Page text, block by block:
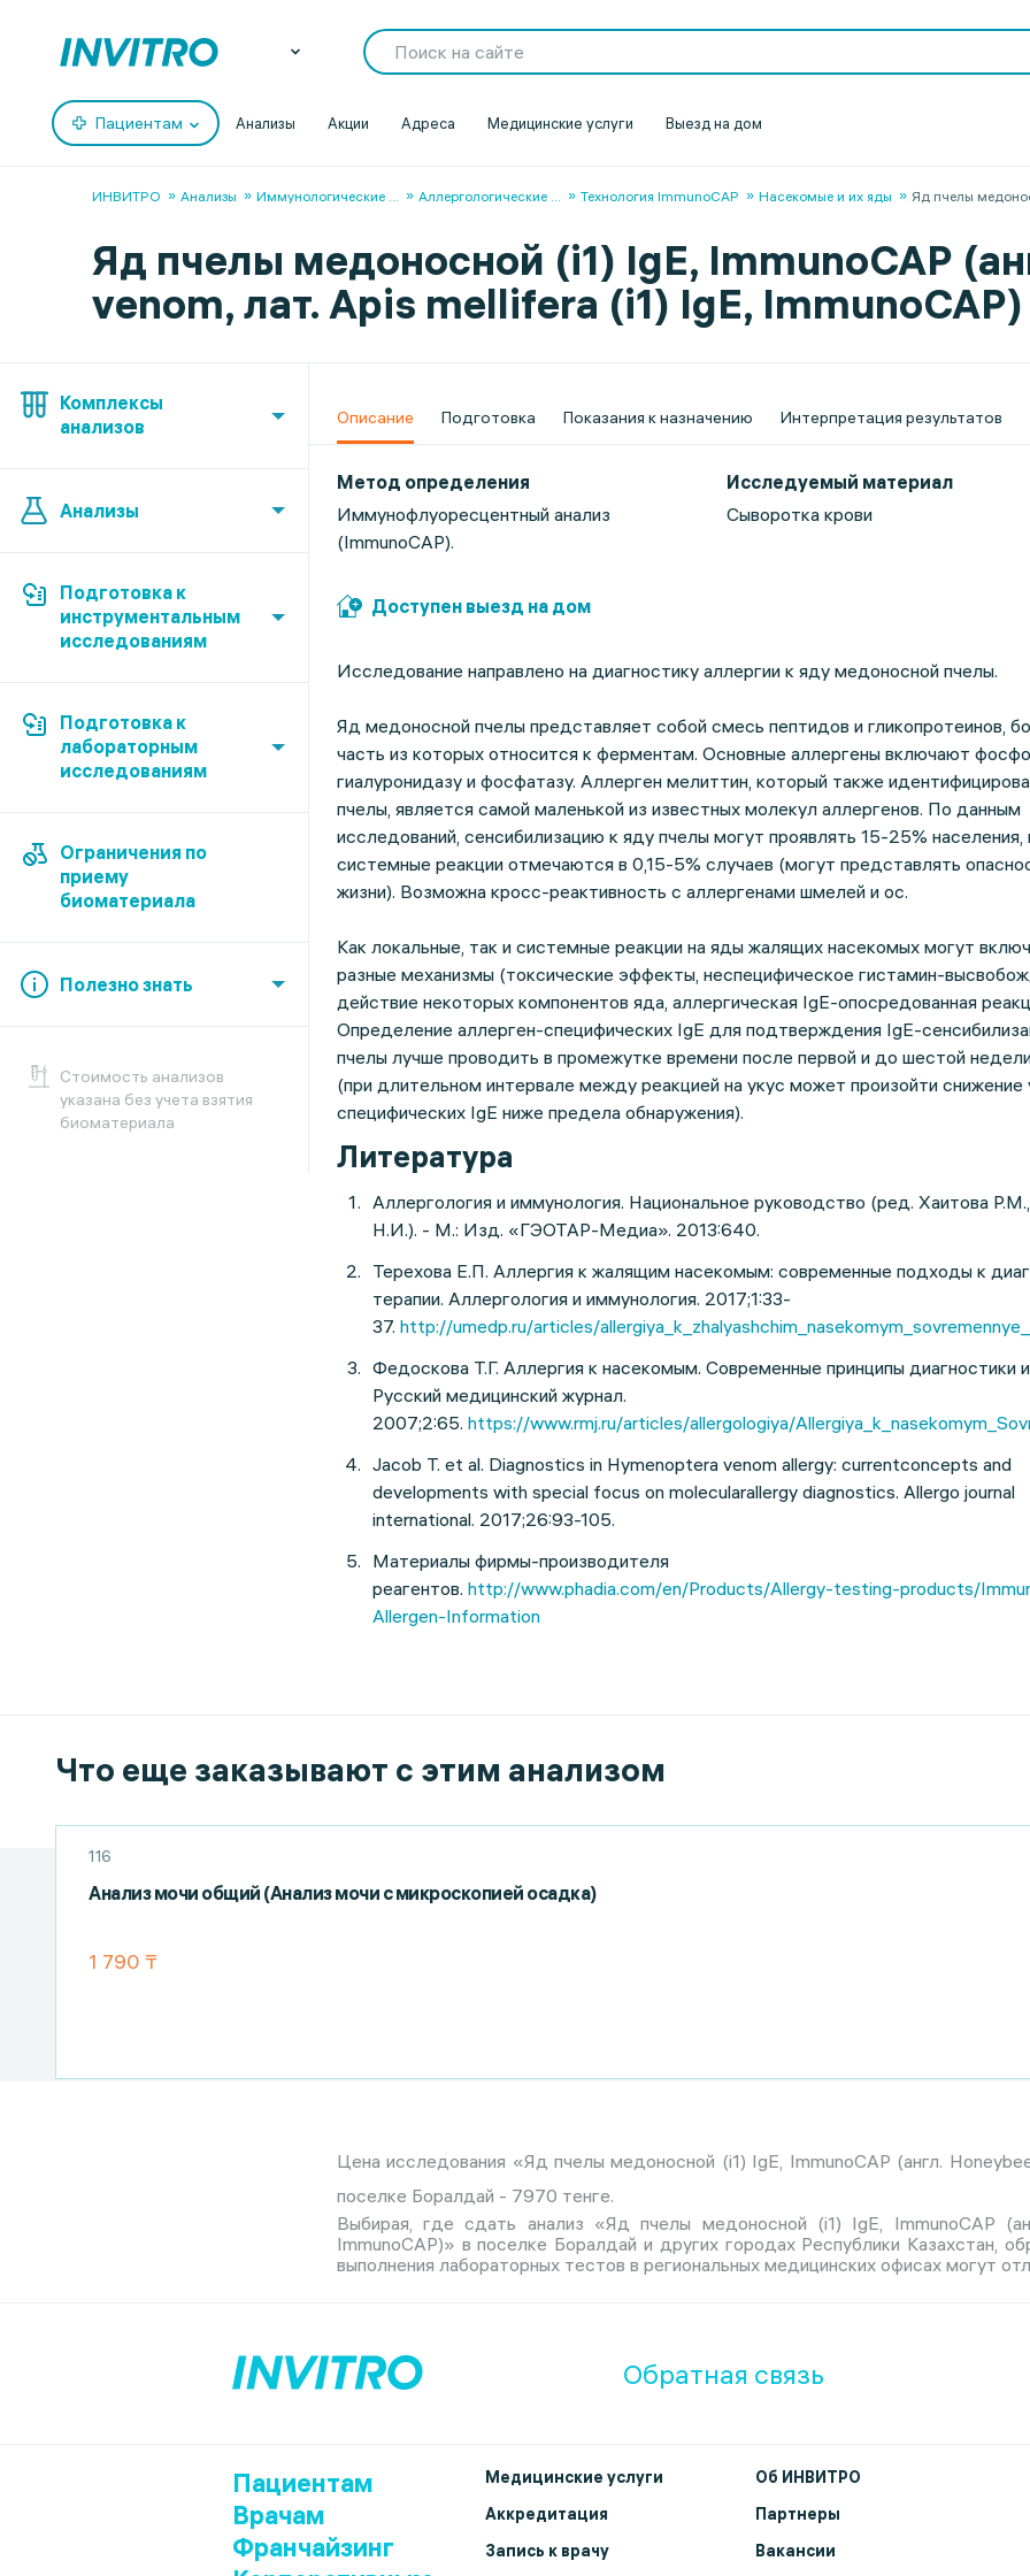
Пациентам Анализы Акции Адреса Медицинские услуги Выезд на дом
ИНВИТРО Анализы Иммунологические ... Аллергологические ... Технология ImmunoCAP Насекомые и их яды Яд пчелы
Яд пчелы медоносной (i1) IgE, ImmunoCAP
venom, лат. Apis mellifera (i1) IgE, ImmunoCAP)
Комплексы
анализов
Анализы
Подготовка к
инструментальным
исследованиям
Подготовка к
лабораторным
исследованиям
Ограничения по
приему
биоматериала
Полезно знать
Cтоимость анализов
указана без учета взятия
биоматериала
Описание Подготовка Показания к назначению Интерпретация результатов
Метод определения
Иммунофлуоресцентный анализ
(ImmunoCAP).
Исследуемый материал
Сыворотка крови
Доступен выезд на дом
Исследование направлено на диагностику аллергии к яду медоносной пчелы.
Яд медоносной пчелы представляет собой смесь пептидов и гликопротеинов,
часть из которых относится к ферментам. Основные аллергены включают
гиалуронидазу и фосфатазу. Аллерген мелиттин, который также
пчелы, является самой маленькой из известных молекул аллергенов. По данным
исследований, сенсибилизацию к яду пчелы могут проявлять 15-25%
системные реакции отмечаются в 0,15-5% случаев (могут представлять
жизни). Возможна кросс-реактивность с аллергенами шмелей и ос.
Как локальные, так и системные реакции на яды жалящих насекомых могут
разные механизмы (токсические эффекты, неспецифическое гистамин-
действие некоторых компонентов яда, аллергическая IgE-опосредованная
Определение аллерген-специфических IgE для подтверждения IgE-
пчелы лучше проводить в промежутке времени после первой и до шестой
(при длительном интервале между реакцией на укус может произойти снижение
специфических IgE ниже предела обнаружения).
Литература
Аллергология и иммунология. Национальное руководство (ред. Хаитова
Н.И.). - М.: Изд. «ГЭОТАР-Медиа». 2013:640.
Терехова Е.П. Аллергия к жалящим насекомым: современные подходы к
терапии. Аллергология и иммунология. 2017;1:33-
37. http://umedp.ru/articles/
Федоскова Т.Г. Аллергия к насекомым. Современные принципы диагностики
Русский медицинский журнал.
2007;2:65. https://www.rmj.ru/articles/allergologiya/
Jacob T. et al. Diagnostics in Hymenoptera venom allergy: currentconcepts and
developments with special focus on molecularallergy diagnostics. Allergo journal
international. 2017;26:93-105.
Материалы фирмы-производителя
реагентов. http://www.phadia.com/en/Products/Allergy-testing-products/
Allergen-Information
Что еще заказывают с этим анализом
116
Анализ мочи общий (Анализ мочи с микроскопией осадка)
1 790 ₸
Цена исследования «Яд пчелы медоносной (i1) IgE, ImmunoCAP (англ.
поселке Боралдай - 7970 тенге.
Выбирая, где сдать анализ «Яд пчелы медоносной (i1) IgE, ImmunoCAP
ImmunoCAP)» в поселке Боралдай и других городах Республики Казахстан,
выполнения лабораторных тестов в региональных медицинских офисах могут
Обратная связь
Пациентам
Врачам
Франчайзинг
Медицинские услуги
Аккредитация
Запись к врачу
Об ИНВИТРО
Партнеры
Вакансии